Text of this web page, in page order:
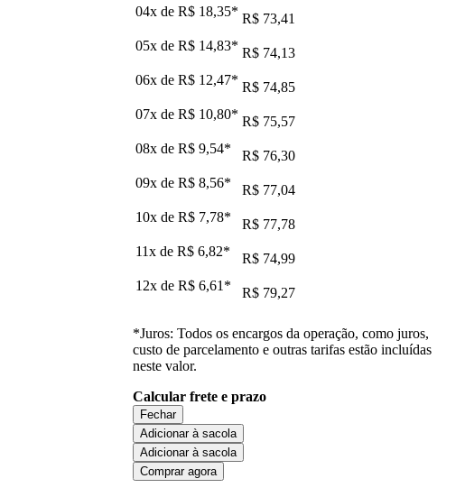
04x de R$ 18,35* R$ 73,41
05x de R$ 14,83* R$ 74,13
06x de R$ 12,47* R$ 74,85
07x de R$ 10,80* R$ 75,57
08x de R$ 9,54*
R$ 76,30
09x de R$ 8,56*
R$ 77,04
10x de R$ 7,78*
R$ 77,78
11x de R$ 6,82*
R$ 74,99
12x de R$ 6,61 * R$ 79,27
*Juros: Todos os encargos da operação, como juros,
custo de parcelamento e outras tarifas estão incluídas
neste valor.
Calcular frete e prazo
Fechar
Adicionar à sacola
Adicionar à sacola
Comprar agora